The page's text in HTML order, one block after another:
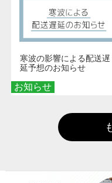
お知らせ
寒波の影響による配送遅
延予想のお知らせ